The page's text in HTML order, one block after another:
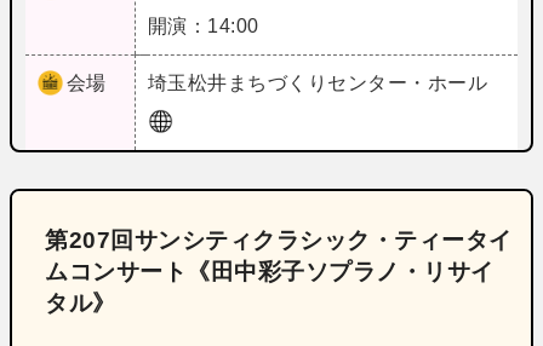
開演：14:00
会場 埼玉松井まちづくりセンター・ホール
第207回サンシティクラシック・ティータイ
ムコンサート《田中彩子ソプラノ・リサイ
タル》